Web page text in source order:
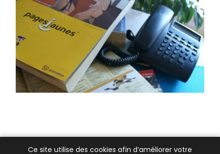
Ce site utilise des cookies afin d’améliorer votre